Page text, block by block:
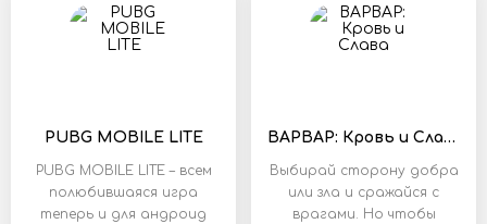
PUBG MOBILE LITE
PUBG MOBILE LITE – всем
полюбившаяся игра
теперь и для андроид
ВАРВАР: Кровь и Слава
Выбирай сторону добра
или зла и сражайся с
врагами. Но чтобы